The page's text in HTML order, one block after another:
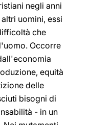
negli anni
uomini, essi
che
Occorre
equità
delle
bisogni di
- in un